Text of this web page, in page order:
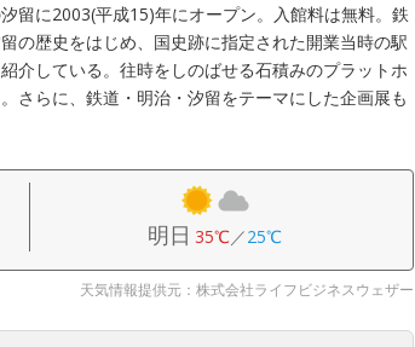
留に2003(平成15)年にオープン。入館料は無料。鉄
の歴史をはじめ、国史跡に指定された開業当時の駅
介している。往時をしのばせる石積みのプラットホ
さらに、鉄道・明治・汐留をテーマにした企画展も
明日 35℃／25℃
天気情報提供元：株式会社ライフビジネスウェザー